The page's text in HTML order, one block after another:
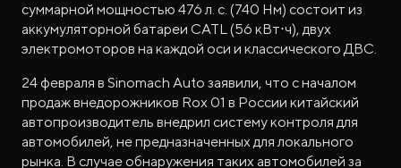
суммарной мощностью 476 л. с. (740 Нм) состоит из
аккумуляторной батареи CATL (56 кВт⋅ч), двух
электромоторов на каждой оси и классического ДВС.
24 февраля в Sinomach Auto заявили, что с началом
продаж внедорожников Rox 01 в России китайский
автопроизводитель внедрил систему контроля для
автомобилей, не предназначенных для локального
рынка. В случае обнаружения таких автомобилей за